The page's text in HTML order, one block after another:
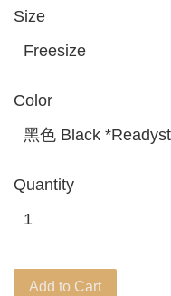
Size
Color
Quantity
Add to Cart